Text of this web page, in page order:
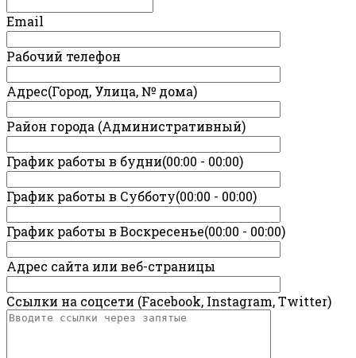
Email
Рабочий телефон
Адрес(Город, Улица, № дома)
Район города (Административный)
График работы в будни(00:00 - 00:00)
График работы в Субботу(00:00 - 00:00)
График работы в Воскресенье(00:00 - 00:00)
Адрес сайта или веб-страницы
Ссылки на соцсети (Facebook, Instagram, Twitter)